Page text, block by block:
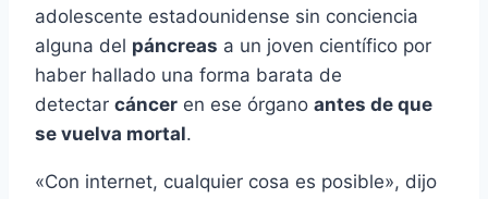
adolescente estadounidense sin conciencia
alguna del páncreas a un joven cientí­fico por
haber hallado una forma barata de
detectar cáncer en ese órgano antes de que
se vuelva mortal.
«Con internet, cualquier cosa es posible», dijo